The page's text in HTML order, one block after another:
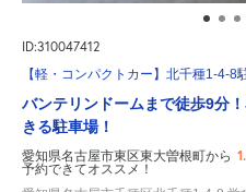
ID:310047412
【軽・コンパクトカー】北千種1-4-8
バンテリンドームまで徒歩9分
きる駐車場！
愛知県名古屋市東区東大曽根町から
予約できてオススメ！